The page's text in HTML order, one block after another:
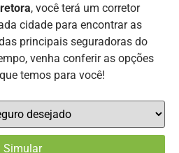
, você terá um corretor
cidade para encontrar as
principais seguradoras do
venha conferir as opções
temos para você!